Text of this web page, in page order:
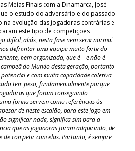
Meias Finais com a Dinamarca, José
o estudo do adversário e do passado
na evolução das jogadoras contrárias e
este tipo de competições:
difícil, aliás, nesta fase nem seria normal
defrontar uma equipa muito forte do
bem organizada, que é – e não é
do Mundo desta geração, portanto
e com muita capacidade coletiva.
tem peso, fundamentalmente porque
que foram conseguindo
forma servem como referências às
de neste escalão, para este jogo em
significar nada, significa sim para a
que as jogadoras foram adquirindo, de
de competir com elas. Portanto, é sempre